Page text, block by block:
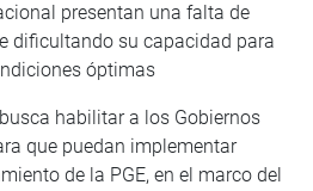
presentan una falta de
dificultando su capacidad para
óptimas
habilitar a los Gobiernos
que puedan implementar
de la PGE, en el marco del